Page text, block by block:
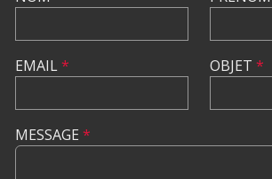
EMAIL* OBJET *
MESSAGE *